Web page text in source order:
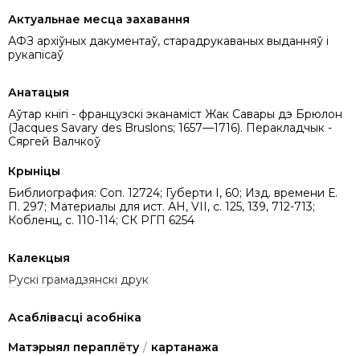
Актуальнае месца захавання
АФЗ архіўных дакументаў, старадрукаваных выданняў і
рукапісаў
Анатацыя
Аўтар кнігі - французскі эканаміст Жак Савары дэ Брюлон
(Jacques Savary des Bruslons; 1657—1716). Перакладчык -
Сяргей Валчкоў
Крыніцы
Библиография: Соп. 12724; Губерти I, 60; Изд. времени Е.
П. 297; Материалы для ист. АН, VIІ, с. 125, 139, 712-713;
Кобленц, с. 110-114; СК РГП 6254
Калекцыя
Рускі грамадзянскі друк
Асаблівасці асобніка
Матэрыял пераплёту / картанажа